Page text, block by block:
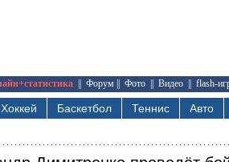
Форум Фото Видео flash-
Хоккей Баскетбол Теннис Авто